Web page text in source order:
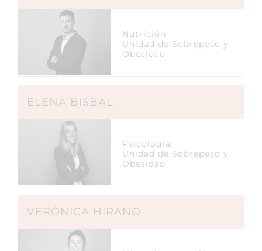
Nutrición
Unidad de Sobrepeso y
Obesidad
ELENA BISBAL
Psicología
Unidad de Sobrepeso y
Obesidad
VERÓNICA HIRANO